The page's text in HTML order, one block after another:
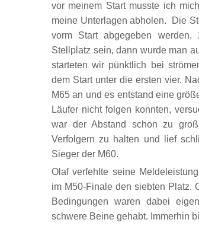
vor meinem Start musste ich
meine Unterlagen abholen. Die
vorm Start abgegeben
Stellplatz sein, dann wurde man
starteten wir pünktlich bei
dem Start unter die ersten vier.
M65 an und es entstand eine
Läufer nicht folgen konnten,
war der Abstand schon zu
Verfolgern zu halten und lief
Sieger der M60.
Olaf verfehlte seine
im M50-Finale den siebten Platz.
Bedingungen waren dabei
schwere Beine gehabt. Immerhin